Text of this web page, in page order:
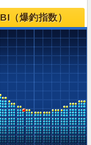
BI（爆釣指数）